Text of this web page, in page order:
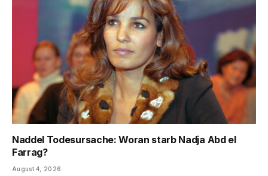
Naddel Todesursache: Woran starb Nadja Abd el
Farrag?
August 4, 2026